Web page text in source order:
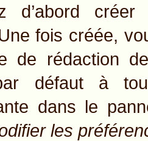
d’abord
Une fois créée,
de rédaction
défaut à
dans le
les